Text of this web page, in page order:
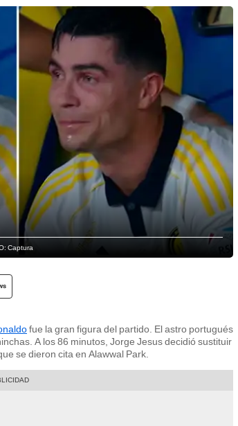
Captura
fue la gran figura del partido. El astro portugués
A los 86 minutos, Jorge Jesus decidió sustituir
se dieron cita en Alawwal Park.